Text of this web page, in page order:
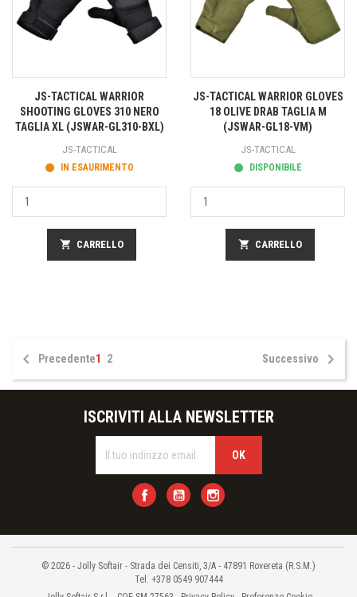
JS-TACTICAL WARRIOR
SHOOTING GLOVES 310 NERO
TAGLIA XL (JSWAR-GL310-BXL)
JS-TACTICAL
IN ESAURIMENTO
shopping_cart CARRELLO
JS-TACTICAL WARRIOR GLOVES
18 OLIVE DRAB TAGLIA M
(JSWAR-GL18-VM)
JS-TACTICAL
DISPONIBILE
shopping_cart CARRELLO
 Precedente1 2 Successivo 
ISCRIVITI ALLA NEWSLETTER
FacebookYouTube
© 2026 - Jolly Softair - Strada dei Censiti, 3/A - 47891 Rovereta (R.S.M.)
Tel. +378 0549 907444